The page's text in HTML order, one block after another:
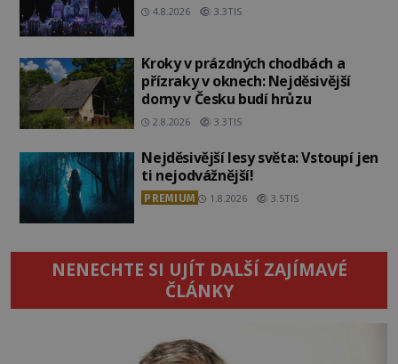
4.8.2026 3.3TIS
Kroky v prázdných chodbách a
přízraky v oknech: Nejděsivější
domy v Česku budí hrůzu
2.8.2026 3.3TIS
Nejděsivější lesy světa: Vstoupí jen
ti nejodvážnější!
PREMIUM 1.8.2026 3.5TIS
NENECHTE SI UJÍT DALŠÍ ZAJÍMAVÉ
ČLÁNKY